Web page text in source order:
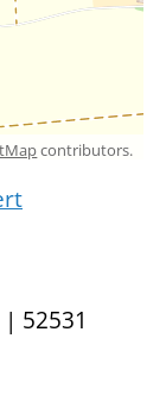
contributors.
52531